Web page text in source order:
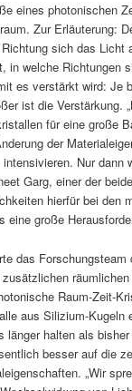
eines photonischen
Zur Erläuterung:
sich das Licht
in welche Richtungen
es verstärkt wird: Je
ist die Verstärkung.
für eine große
der
Nur dann
Garg, einer der
hierfür bei den
eine große
das Forschungsteam
Raum-Zeit-
aus Silizium-Kugeln
länger halten als
besser auf die
„Wir